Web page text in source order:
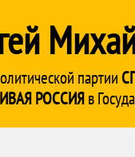
партии
РОССИЯв